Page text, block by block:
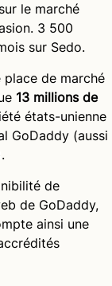
le marché
3 500
sur Sedo.
place de marché
13 millions de
états-unienne
GoDaddy (aussi
de
de GoDaddy,
ainsi une